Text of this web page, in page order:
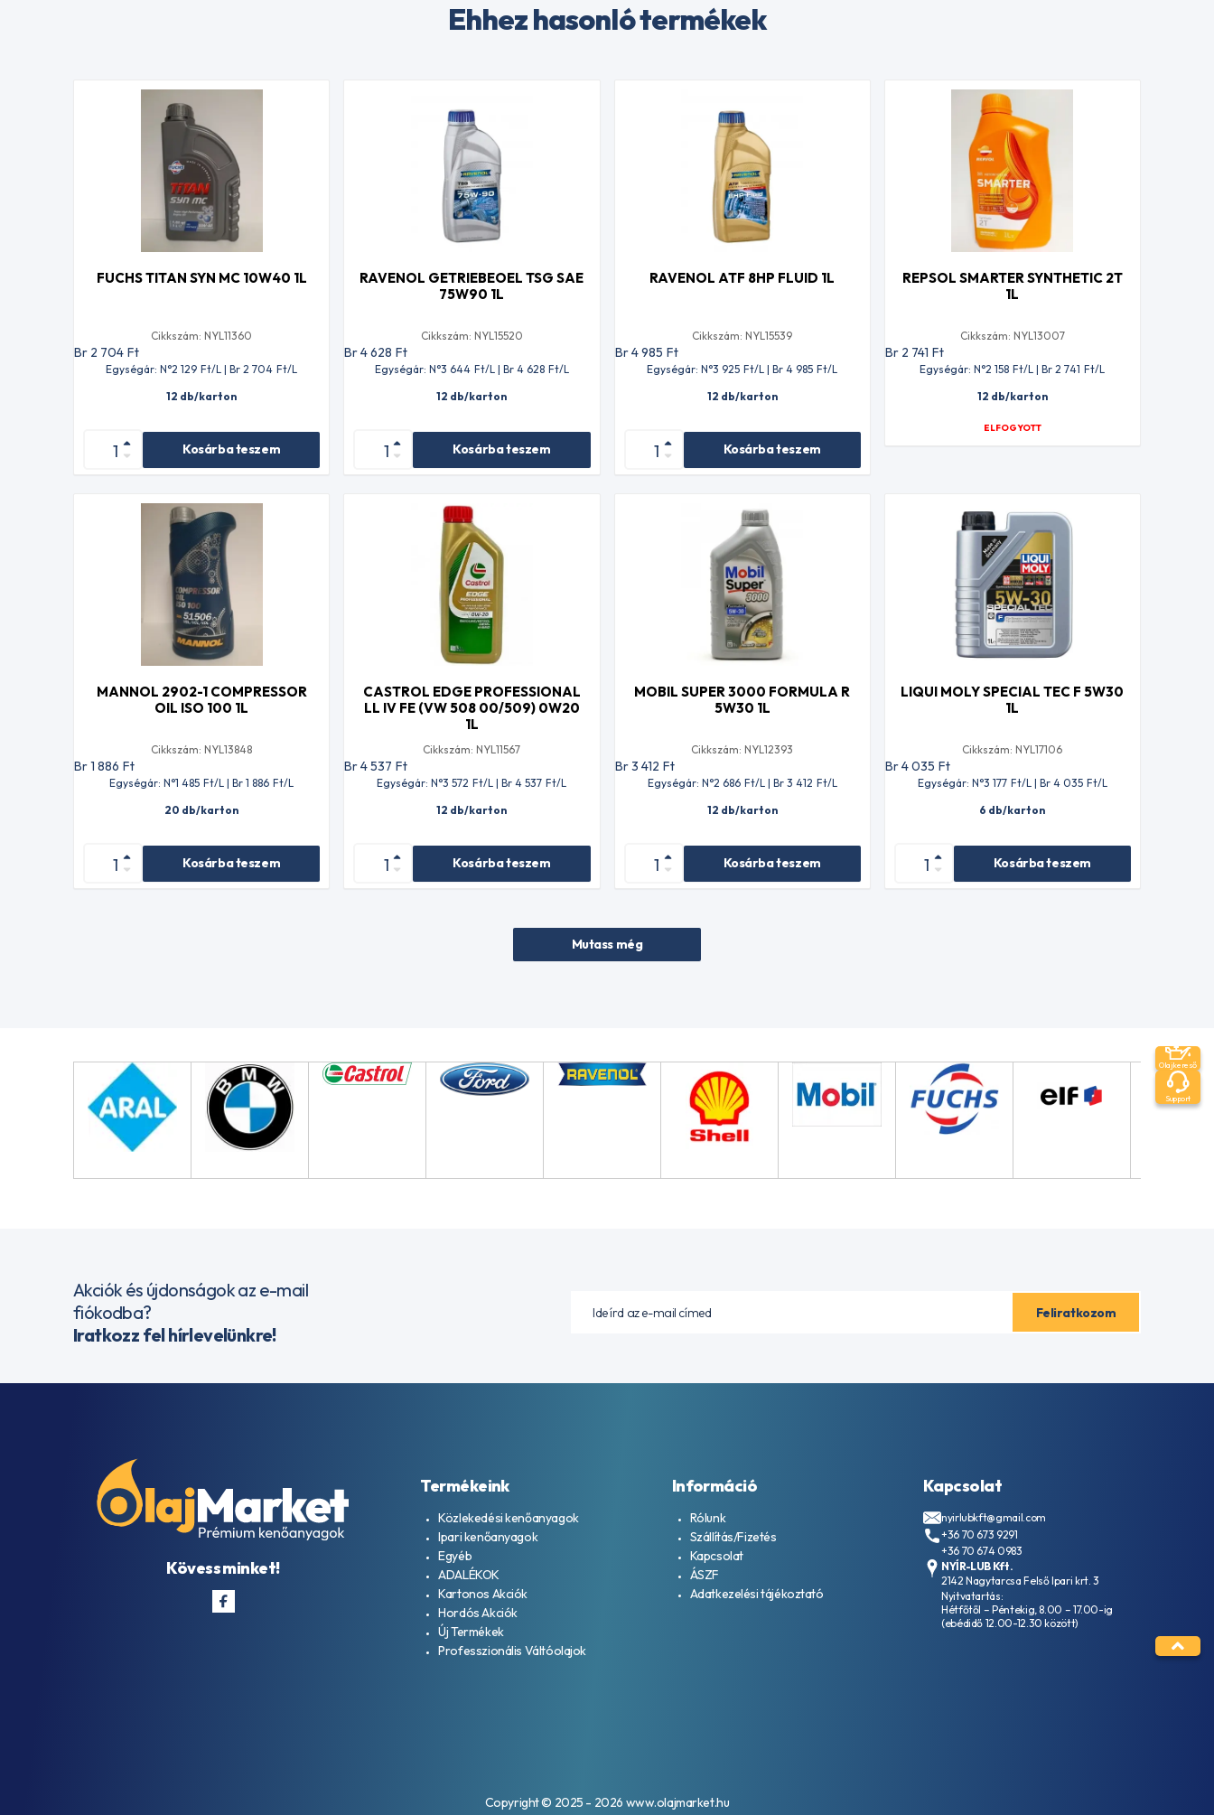
Ehhez hasonló termékek
FUCHS TITAN SYN MC 10W40 1L
Cikkszám: NYL11360
Br 2 704 Ft
Egységár: N°2 129 Ft/L | Br 2 704 Ft/L
12 db/karton
Kosárba teszem
RAVENOL GETRIEBEOEL TSG SAE
75W90 1L
Cikkszám: NYL15520
Br 4 628 Ft
Egységár: N°3 644 Ft/L | Br 4 628 Ft/L
12 db/karton
Kosárba teszem
RAVENOL ATF 8HP FLUID 1L
Cikkszám: NYL15539
Br 4 985 Ft
Egységár: N°3 925 Ft/L | Br 4 985 Ft/L
12 db/karton
Kosárba teszem
REPSOL SMARTER SYNTHETIC 2T
1L
Cikkszám: NYL13007
Br 2 741 Ft
Egységár: N°2 158 Ft/L | Br 2 741 Ft/L
12 db/karton
ELFOGYOTT
MANNOL 2902-1 COMPRESSOR
OIL ISO 100 1L
Cikkszám: NYL13848
Br 1 886 Ft
Egységár: N°1 485 Ft/L | Br 1 886 Ft/L
20 db/karton
Kosárba teszem
CASTROL EDGE PROFESSIONAL
LL IV FE (VW 508 00/509) 0W20
1L
Cikkszám: NYL11567
Br 4 537 Ft
Egységár: N°3 572 Ft/L | Br 4 537 Ft/L
12 db/karton
Kosárba teszem
MOBIL SUPER 3000 FORMULA R
5W30 1L
Cikkszám: NYL12393
Br 3 412 Ft
Egységár: N°2 686 Ft/L | Br 3 412 Ft/L
12 db/karton
Kosárba teszem
LIQUI MOLY SPECIAL TEC F 5W30
1L
Cikkszám: NYL17106
Br 4 035 Ft
Egységár: N°3 177 Ft/L | Br 4 035 Ft/L
6 db/karton
Kosárba teszem
Mutass még
Akciók és újdonságok az e-mail
fiókodba?
Iratkozz fel hírlevelünkre!
Kövess minket!
Termékeink
Közlekedési kenőanyagok
Ipari kenőanyagok
Egyéb
ADALÉKOK
Kartonos Akciók
Hordós Akciók
Új Termékek
Professzionális Váltóolajok
Információ
Rólunk
Szállítás/Fizetés
Kapcsolat
ÁSZF
Adatkezelési tájékoztató
Kapcsolat
nyirlubkft@gmail.com
+36 70 673 9291
+36 70 674 0983
NYÍR-LUB Kft.
2142 Nagytarcsa Felső Ipari krt. 3
Nyitvatartás:
Hétfőtől – Péntekig, 8.00 – 17.00-ig
(ebédidő 12.00-12.30 között)
Copyright © 2025 - 2026 www.olajmarket.hu
Olajkereső
Support